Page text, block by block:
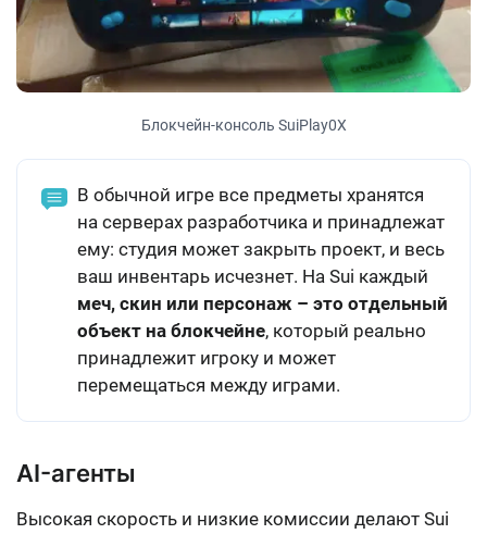
Блокчейн-консоль SuiPlay0X
В обычной игре все предметы хранятся
на серверах разработчика и принадлежат
ему: студия может закрыть проект, и весь
ваш инвентарь исчезнет. На Sui каждый
меч, скин или персонаж – это отдельный
объект на блокчейне, который реально
принадлежит игроку и может
перемещаться между играми.
AI-агенты
Высокая скорость и низкие комиссии делают Sui